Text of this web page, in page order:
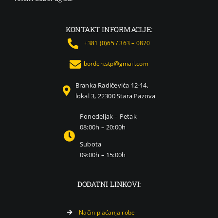
KONTAKT INFORMACIJE:
+381 (0)65 / 363 – 0870
borden.stp@gmail.com
Branka Radičevića 12-14,
lokal 3, 22300 Stara Pazova
Ponedeljak – Petak
08:00h – 20:00h
Subota
09:00h – 15:00h
DODATNI LINKOVI:
Način plaćanja robe